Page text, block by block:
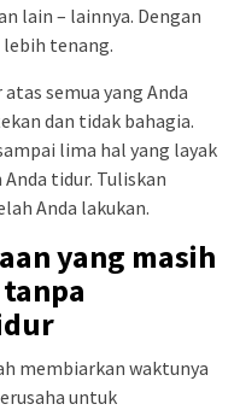
lain – lainnya. Dengan
lebih tenang.
semua yang Anda
dan tidak bahagia.
lima hal yang layak
tidur. Tuliskan
Anda lakukan.
yang masih
membiarkan waktunya
untuk